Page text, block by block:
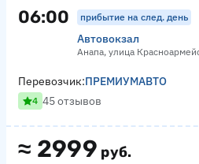
06:00 прибытие на след. день
Автовокзал
Анапа, улица
≈ 2999 руб.
Перевозчик:ПРЕМИУМАВТО
4 45 отзывов